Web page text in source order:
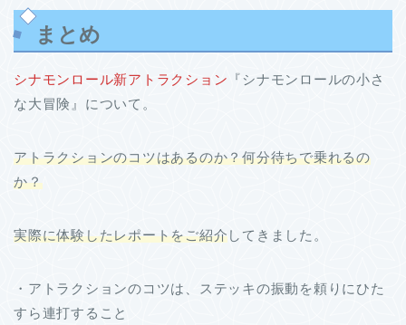
まとめ
シナモンロール新アトラクション 『シナモンロールの小さ
な大冒険』について。
アトラクションのコツはあるのか？何分待ちで乗れるの
か？
実際に体験したレポートをご紹介してきました。
・アトラクションのコツは、ステッキの振動を頼りにひた
すら連打すること